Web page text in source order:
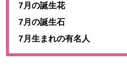
7月の誕生花
7月の誕生石
7月生まれの有名人